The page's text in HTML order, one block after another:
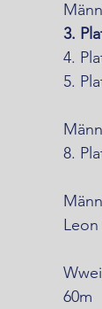
3.
4.
5.
8.
Leon
60m